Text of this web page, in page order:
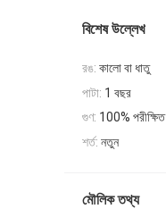
বিশেষ উল্লেখ
রঙ: কালো বা ধাতু
পাটা: 1 বছর
গুণ: 100% পরীক্ষিত
শর্ত: নতুন
মৌলিক তথ্য